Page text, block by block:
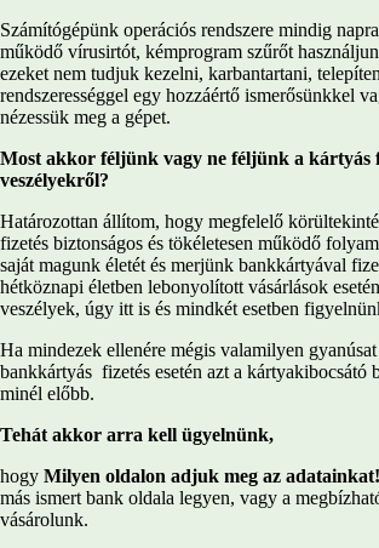
Számítógépünk operációs rendszere mindig
működő vírusirtót, kémprogram szűrőt
ezeket nem tudjuk kezelni, karbantartani,
rendszerességgel egy hozzáértő ismerősünkkel
nézessük meg a gépet.
Most akkor féljünk vagy ne féljünk a kártyás
veszélyekről?
Határozottan állítom, hogy megfelelő
fizetés biztonságos és tökéletesen működő
saját magunk életét és merjünk bankkártyával
hétköznapi életben lebonyolított vásárlások
veszélyek, úgy itt is és mindkét esetben
Ha mindezek ellenére mégis valamilyen
bankkártyás fizetés esetén azt a kártyakibocsátó
minél előbb.
Tehát akkor arra kell ügyelnünk,
hogy Milyen oldalon adjuk meg az adatainkat!
más ismert bank oldala legyen, vagy a
vásárolunk.